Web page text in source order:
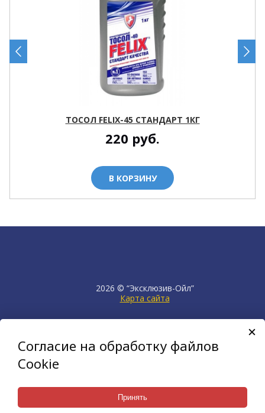
ТОСОЛ FELIX-45 СТАНДАРТ 1КГ
220 руб.
В КОРЗИНУ
2026 © “Эксклюзив-Ойл”
Карта сайта
продвижение сайта НЕТКАМ
создан на платформе
KORZILLA
Согласие на обработку файлов
Cookie
Принять